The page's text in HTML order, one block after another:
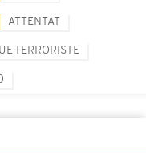
ATTENTAT
TERRORISTE